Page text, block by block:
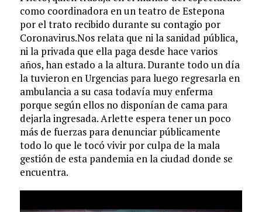
como coordinadora en un teatro de Estepona
por el trato recibido durante su contagio por
Coronavirus.Nos relata que ni la sanidad pública,
ni la privada que ella paga desde hace varios
años, han estado a la altura. Durante todo un día
la tuvieron en Urgencias para luego regresarla en
ambulancia a su casa todavía muy enferma
porque según ellos no disponían de cama para
dejarla ingresada. Arlette espera tener un poco
más de fuerzas para denunciar públicamente
todo lo que le tocó vivir por culpa de la mala
gestión de esta pandemia en la ciudad donde se
encuentra.